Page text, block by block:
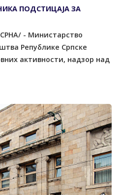
ПОДСТИЦАЈА ЗА
- Министарство
Републике Српске
активности, надзор над